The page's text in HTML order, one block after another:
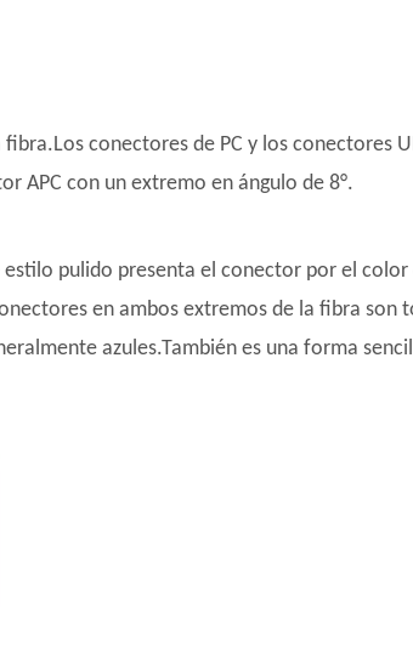
conectores de PC y los conectores
APC con un extremo en ángulo de 8°.
pulido presenta el conector por el
en ambos extremos de la fibra son
azules.También es una forma